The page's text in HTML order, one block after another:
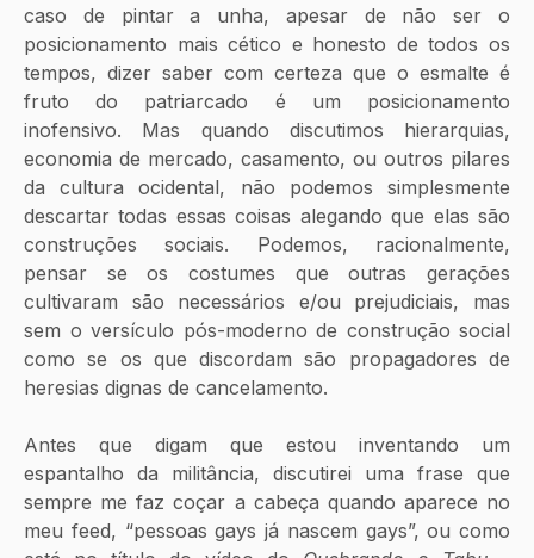
caso de pintar a unha, apesar de não ser o
posicionamento mais cético e honesto de todos os
tempos, dizer saber com certeza que o esmalte é
fruto do patriarcado é um posicionamento
inofensivo. Mas quando discutimos hierarquias,
economia de mercado, casamento, ou outros pilares
da cultura ocidental, não podemos simplesmente
descartar todas essas coisas alegando que elas são
construções sociais. Podemos, racionalmente,
pensar se os costumes que outras gerações
cultivaram são necessários e/ou prejudiciais, mas
sem o versículo pós-moderno de construção social
como se os que discordam são propagadores de
heresias dignas de cancelamento.
Antes que digam que estou inventando um
espantalho da militância, discutirei uma frase que
sempre me faz coçar a cabeça quando aparece no
meu feed, “pessoas gays já nascem gays”, ou como